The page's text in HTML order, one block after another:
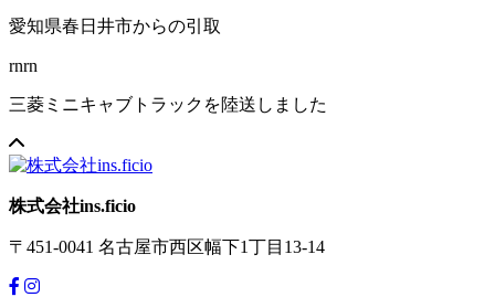
愛知県春日井市からの引取
rnrn
三菱ミニキャブトラックを陸送しました
株式会社ins.ficio
〒451-0041 名古屋市西区幅下1丁目13-14